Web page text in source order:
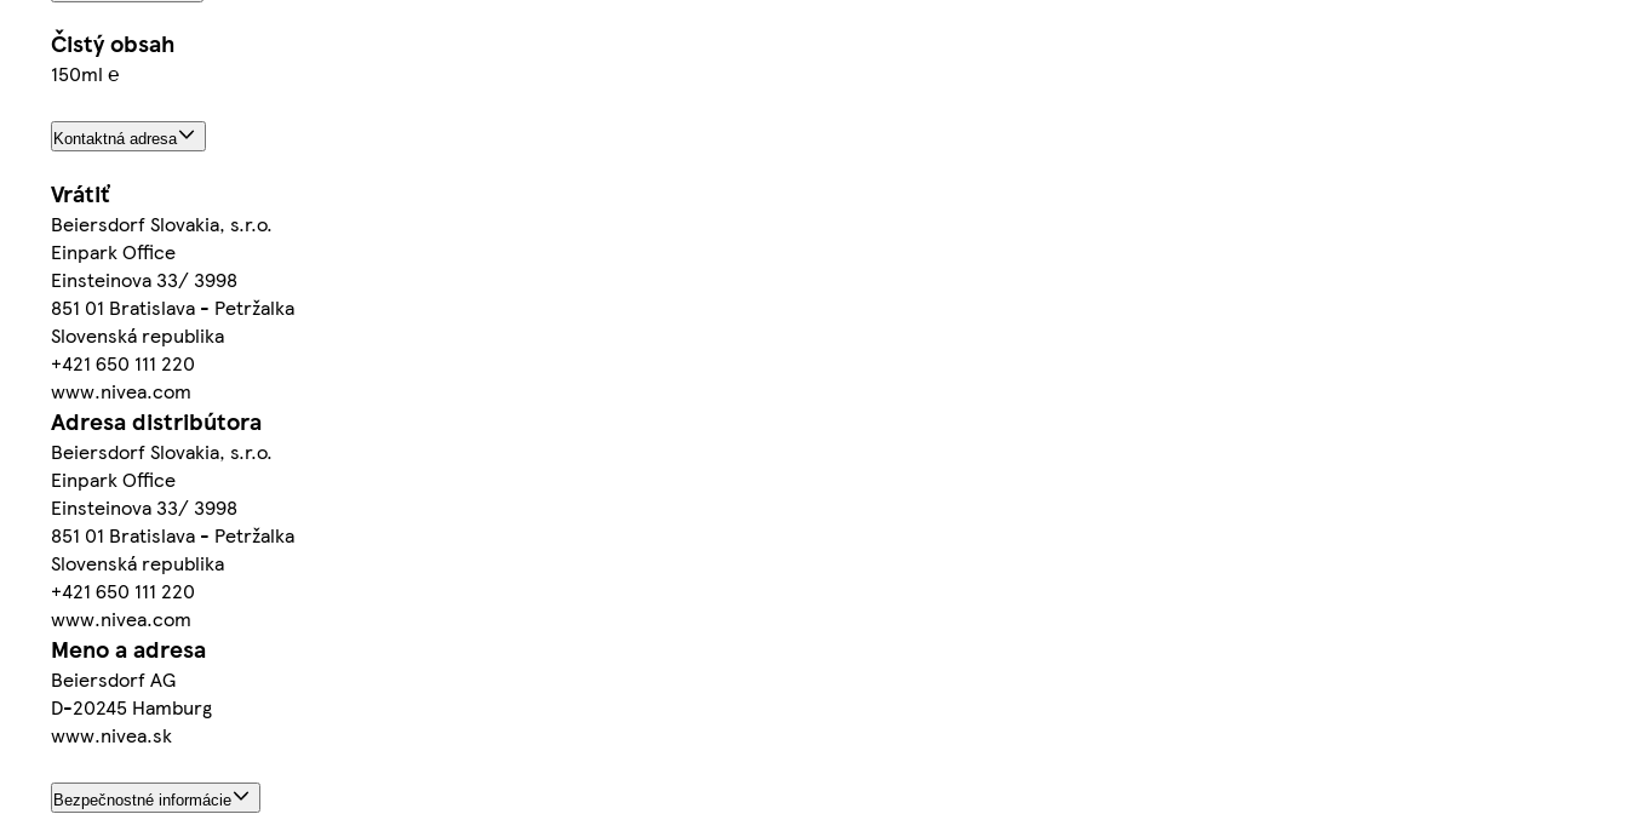
Čistý obsah
150ml ℮
Kontaktná adresa
Vrátiť
Beiersdorf Slovakia, s.r.o.
Einpark Office
Einsteinova 33/ 3998
851 01 Bratislava - Petržalka
Slovenská republika
+421 650 111 220
www.nivea.com
Adresa distribútora
Beiersdorf Slovakia, s.r.o.
Einpark Office
Einsteinova 33/ 3998
851 01 Bratislava - Petržalka
Slovenská republika
+421 650 111 220
www.nivea.com
Meno a adresa
Beiersdorf AG
D-20245 Hamburg
www.nivea.sk
Bezpečnostné informácie